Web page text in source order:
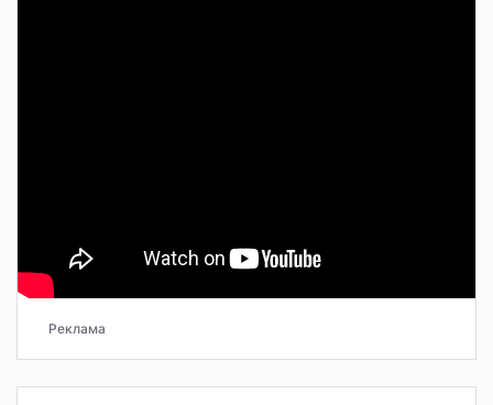
Реклама